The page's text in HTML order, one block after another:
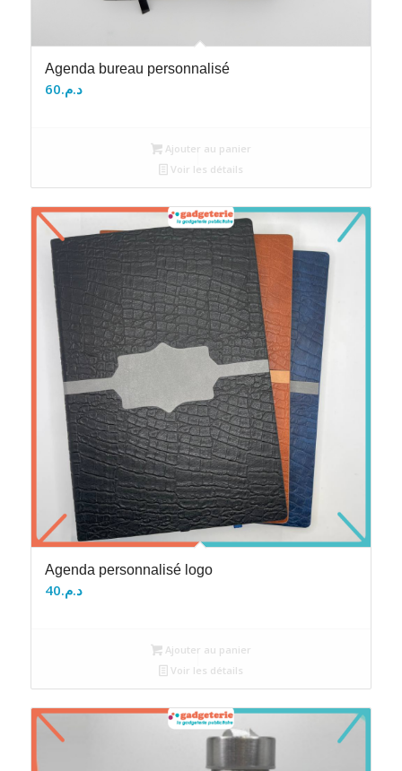
Agenda bureau personnalisé
د.م.60
Ajouter au panier
Voir les détails
Agenda personnalisé logo
د.م.40
Ajouter au panier
Voir les détails